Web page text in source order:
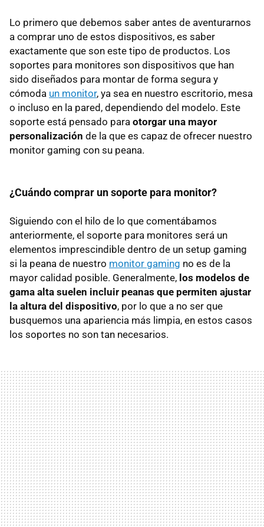
Lo primero que debemos saber antes de aventurarnos
a comprar uno de estos dispositivos, es saber
exactamente que son este tipo de productos. Los
soportes para monitores son dispositivos que han
sido diseñados para montar de forma segura y
cómoda un monitor, ya sea en nuestro escritorio, mesa
o incluso en la pared, dependiendo del modelo. Este
soporte está pensado para otorgar una mayor
personalización de la que es capaz de ofrecer nuestro
monitor gaming con su peana.
¿Cuándo comprar un soporte para monitor?
Siguiendo con el hilo de lo que comentábamos
anteriormente, el soporte para monitores será un
elementos imprescindible dentro de un setup gaming
si la peana de nuestro monitor gaming no es de la
mayor calidad posible. Generalmente, los modelos de
gama alta suelen incluir peanas que permiten ajustar
la altura del dispositivo, por lo que a no ser que
busquemos una apariencia más limpia, en estos casos
los soportes no son tan necesarios.